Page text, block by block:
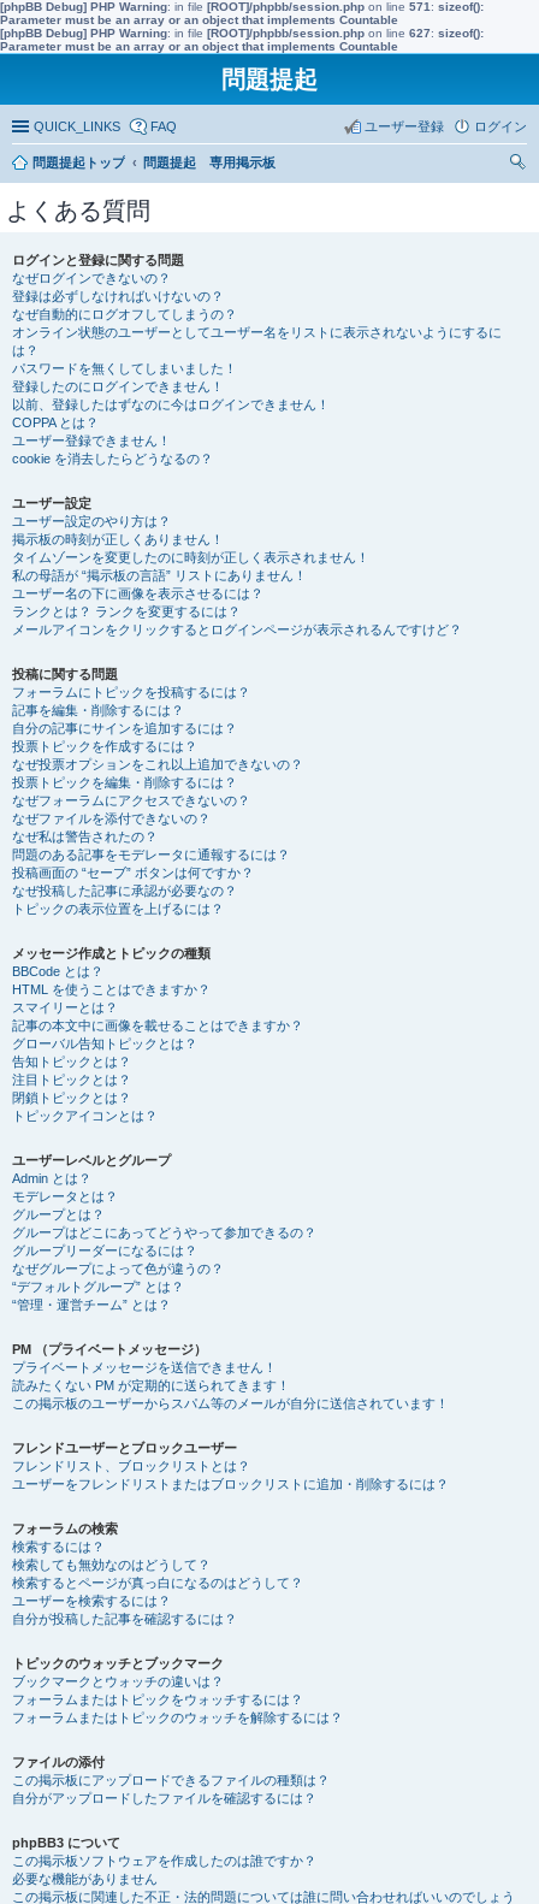
[phpBB Debug] PHP Warning: in file [ROOT]/phpbb/session.php on line 571 : sizeof():
Parameter must be an array or an object that implements Countable
[phpBB Debug] PHP Warning: in file [ROOT]/phpbb/session.php on line 627: sizeof():
Parameter must be an array or an object that implements Countable
問題提起
QUICK_LINKS FAQ ログイン
ユーザー登録
問題提起トップ
問題提起 専用掲示板
よくある質問
ログインと登録に関する問題
なぜログインできないの？
登録は必ずしなければいけないの？
なぜ自動的にログオフしてしまうの？
オンライン状態のユーザーとしてユーザー名をリストに表示されないようにするに
は？
パスワードを無くしてしまいました！
登録したのにログインできません！
以前、登録したはずなのに今はログインできません！
COPPA とは？
ユーザー登録できません！
cookie を消去したらどうなるの？
ユーザー設定
ユーザー設定のやり方は？
掲示板の時刻が正しくありません！
タイムゾーンを変更したのに時刻が正しく表示されません！
私の母語が “掲示板の言語” リストにありません！
ユーザー名の下に画像を表示させるには？
ランクとは？ ランクを変更するには？
メールアイコンをクリックするとログインページが表示されるんですけど？
投稿に関する問題
フォーラムにトピックを投稿するには？
記事を編集・削除するには？
自分の記事にサインを追加するには？
投票トピックを作成するには？
なぜ投票オプションをこれ以上追加できないの？
投票トピックを編集・削除するには？
なぜフォーラムにアクセスできないの？
なぜファイルを添付できないの？
なぜ私は警告されたの？
問題のある記事をモデレータに通報するには？
投稿画面の “セーブ” ボタンは何ですか？
なぜ投稿した記事に承認が必要なの？
トピックの表示位置を上げるには？
メッセージ作成とトピックの種類
BBCode とは？
HTML を使うことはできますか？
スマイリーとは？
記事の本文中に画像を載せることはできますか？
グローバル告知トピックとは？
告知トピックとは？
注目トピックとは？
閉鎖トピックとは？
トピックアイコンとは？
ユーザーレベルとグループ
Admin とは？
モデレータとは？
グループとは？
グループはどこにあってどうやって参加できるの？
グループリーダーになるには？
なぜグループによって色が違うの？
“デフォルトグループ” とは？
“管理・運営チーム” とは？
PM （プライベートメッセージ）
プライベートメッセージを送信できません！
読みたくない PM が定期的に送られてきます！
この掲示板のユーザーからスパム等のメールが自分に送信されています！
フレンドユーザーとブロックユーザー
フレンドリスト、ブロックリストとは？
ユーザーをフレンドリストまたはブロックリストに追加・削除するには？
フォーラムの検索
検索するには？
検索しても無効なのはどうして？
検索するとページが真っ白になるのはどうして？
ユーザーを検索するには？
自分が投稿した記事を確認するには？
トピックのウォッチとブックマーク
ブックマークとウォッチの違いは？
フォーラムまたはトピックをウォッチするには？
フォーラムまたはトピックのウォッチを解除するには？
ファイルの添付
この掲示板にアップロードできるファイルの種類は？
自分がアップロードしたファイルを確認するには？
phpBB3 について
この掲示板ソフトウェアを作成したのは誰ですか？
必要な機能がありません
この掲示板に関連した不正・法的問題については誰に問い合わせればいいのでしょう